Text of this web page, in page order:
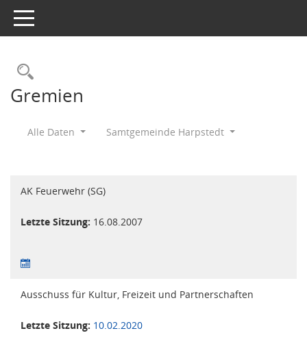
Toggle navigation
Rechercheauswahl
Gremien
Alle Daten Samtgemeinde Harpstedt
AK Feuerwehr (SG)
Letzte Sitzung: 16.08.2007
Ausschuss für Kultur, Freizeit und Partnerschaften
Letzte Sitzung: 10.02.2020